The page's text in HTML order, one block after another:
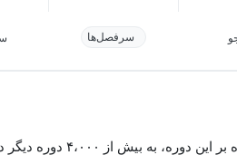
سرفصل‌ها
۴،۰۰۰ دوره دیگر دسترسی خواهید داشت.